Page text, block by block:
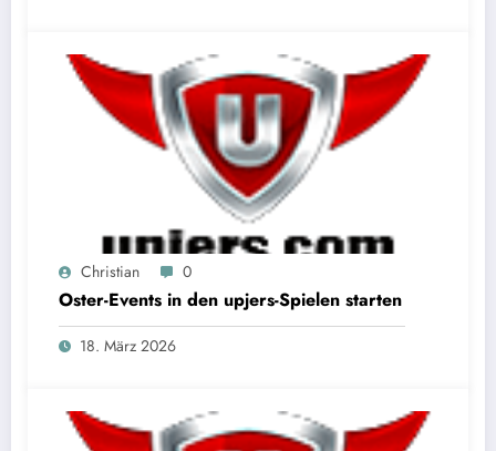
Christian 0
Oster-Events in den upjers-Spielen starten
18. März 2026